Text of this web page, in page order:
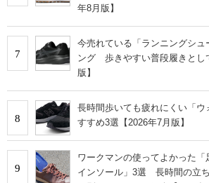
年8月版】
7
今売れている「ランニングシ
ング 歩きやすい普段履きとし
版】
8
長時間歩いても疲れにくい「
すすめ3選【2026年7月版】
9
ワークマンの使ってよかった
インソール」3選 長時間の立